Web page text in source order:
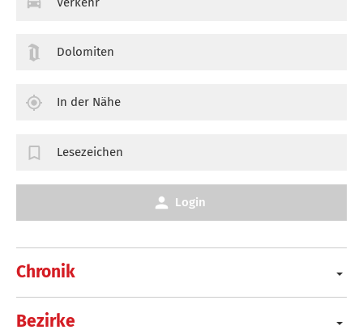
Chronik
Bezirke
Dolomiten
In der Nähe
Lesezeichen
Login